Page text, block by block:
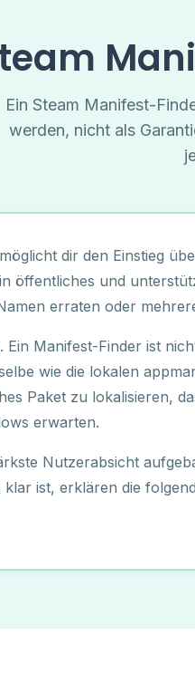
Ein Steam Manifest-
werden, nicht als
dir den Einstieg
öffentliches und
erraten oder
Ein Manifest-Finder ist
wie die lokalen
Paket zu lokalisieren,
erwarten.
Nutzerabsicht
klar ist, erklären die